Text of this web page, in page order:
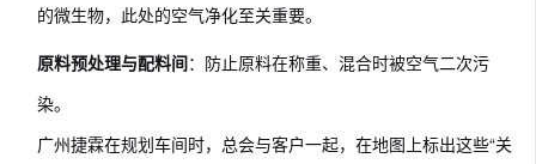
的微生物，此处的空气净化至关重要。
原料预处理与配料间：防止原料在称重、混合时被空气二次污
染。
广州捷霖在规划车间时，总会与客户一起，在地图上标出这些“关